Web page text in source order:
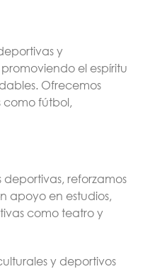
y
el espíritu
Ofrecemos
como fútbol,
reforzamos
apoyo en estudios,
como teatro y
y deportivos